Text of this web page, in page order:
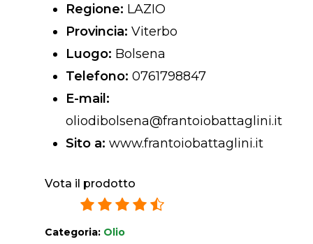
Regione: LAZIO
Provincia: Viterbo
Luogo: Bolsena
Telefono: 0761798847
E-mail:
oliodibolsena@frantoiobattaglini.it
Sito a: www.frantoiobattaglini.it
Vota il prodotto
Categoria: Olio